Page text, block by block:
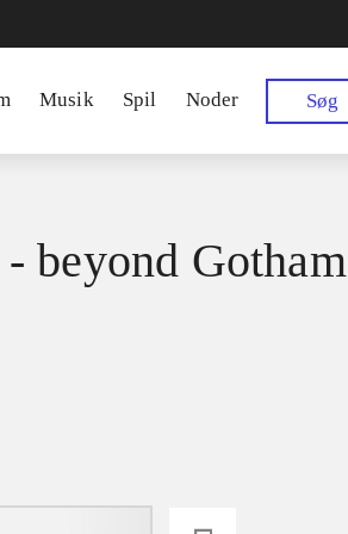
Musik Spil Noder Søg
beyond Gotham